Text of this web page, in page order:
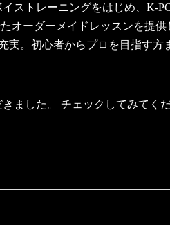
ストレーニングをはじめ、K-
オーダーメイドレッスンを提供
実。初心者からプロを目指す方
ました。 チェックしてみてくだ